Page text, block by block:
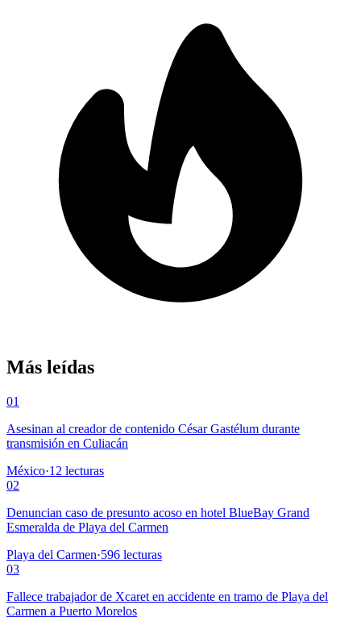
Más leídas
01
Asesinan al creador de contenido César Gastélum durante
transmisión en Culiacán
México·12 lecturas
02
Denuncian caso de presunto acoso en hotel BlueBay Grand
Esmeralda de Playa del Carmen
Playa del Carmen·596 lecturas
03
Fallece trabajador de Xcaret en accidente en tramo de Playa del
Carmen a Puerto Morelos